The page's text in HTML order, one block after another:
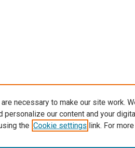
necessary to make our site work.
personalize our content and your
the Cookie settings link. For